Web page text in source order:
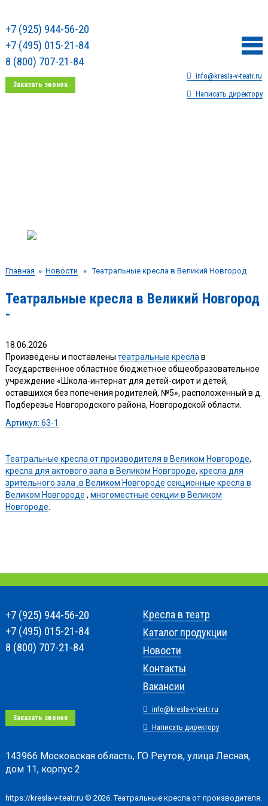
+7 (925) 944-56-20
+7 (495) 015-21-84
8 (800) 707-21-84
Заказать звонок
info@kresla-v-teatr.ru
Написать директору
Главная » Новости » Театральные кресла в Великий Новгород
Театральные кресла в Великий Новгород
-
18.06.2026
Произведены и поставлены театральные кресла в
Государственное областное бюджетное общеобразовательное
учреждение «Школа-интернат для детей-сирот и детей,
оставшихся без попечения родителей, №5», расположенный в д.
Подберезье Новгородского района, Новгородской области.
Артикул: 63-1
Театральные кресла от производителя в Великом Новгороде,
кресла для актового зала в Великом Новгороде, кресла для
зрительного зала ,в Великом Новгороде секционные кресла в
Великом Новгороде , многоместные секции в Великом
Новгороде
+7 (925) 944-56-20
+7 (495) 015-21-84
8 (800) 707-21-84
Кресла в театр
Каталог продукции
Новости
Контакты
Вакансии
Заказать звонок
info@kresla-v-teatr.ru
Написать директору
143966 Московская область, ГО Реутов, улица Лесная,
дом 11, корпус 2
https://kresla-v-teatr.ru © 2026. Театральные кресла от производителя.